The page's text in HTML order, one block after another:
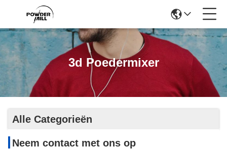
3d Poedermixer
Alle Categorieën
Neem contact met ons op